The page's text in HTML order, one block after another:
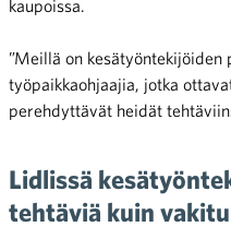
kaupoissa.
”Meillä on
työpaikkaohjaajia, jotka
perehdyttävät heidät
Lidlissä
tehtäviä kuin